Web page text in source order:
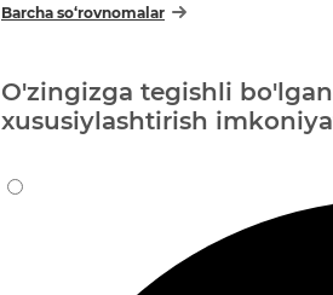
Barcha so‘rovnomalar
O'zingizga tegishli
xususiylashtirish